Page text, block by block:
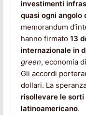
investimenti
quasi ogni angolo
memorandum
hanno firmato 13
internazionale in
green, economia
Gli accordi
dollari. La
risollevare le sorti
latinoamericano.